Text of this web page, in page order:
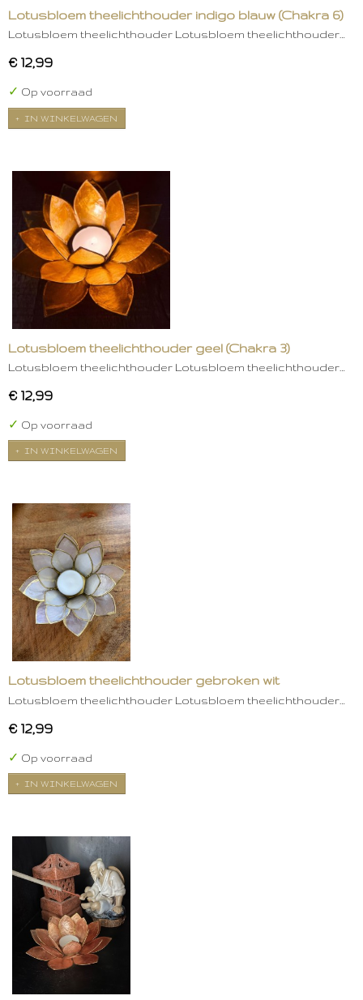
Lotusbloem theelichthouder indigo blauw (Chakra 6)
Lotusbloem theelichthouder Lotusbloem theelichthouder…
€ 12,99
✓ Op voorraad
IN WINKELWAGEN
Lotusbloem theelichthouder geel (Chakra 3)
Lotusbloem theelichthouder Lotusbloem theelichthouder…
€ 12,99
✓ Op voorraad
IN WINKELWAGEN
Lotusbloem theelichthouder gebroken wit
Lotusbloem theelichthouder Lotusbloem theelichthouder…
€ 12,99
✓ Op voorraad
IN WINKELWAGEN